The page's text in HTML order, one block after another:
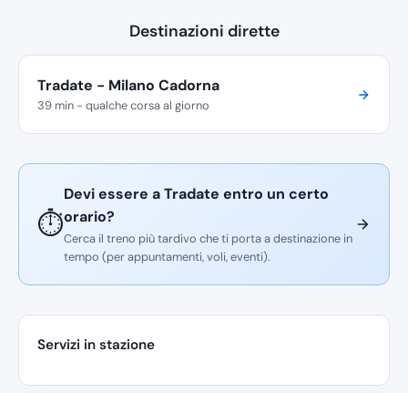
Destinazioni dirette
Tradate - Milano Cadorna
39 min - qualche corsa al giorno
⏱️
Devi essere a Tradate entro un certo
orario?
Cerca il treno più tardivo che ti porta a destinazione in
tempo (per appuntamenti, voli, eventi).
Servizi in stazione